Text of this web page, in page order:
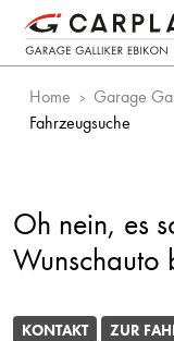
Home Garage
Fahrzeugsuche
Oh nein, es
Wunschauto
KONTAKT ZUR